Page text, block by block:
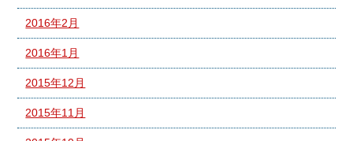
2016年2月
2016年1月
2015年12月
2015年11月